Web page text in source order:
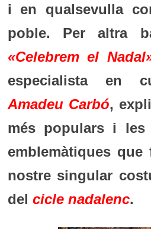
i en qualsevulla
poble. Per altra
«Celebrem el Nadal
especialista en
Amadeu Carbó,
més populars i les
emblemàtiques
nostre singular
del cicle nadalenc.